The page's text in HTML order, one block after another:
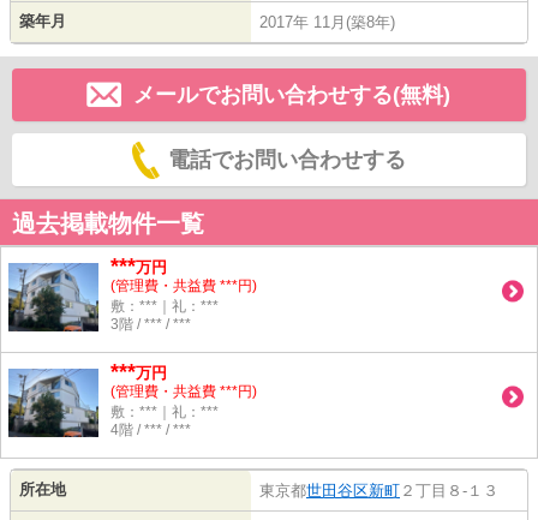
築年月 2017年 11月(築8年)
メールでお問い合わせする(無料)
電話でお問い合わせする
過去掲載物件一覧
***万円
(管理費・共益費 ***円)
敷：***｜礼：***
3階 / *** / ***
***万円
(管理費・共益費 ***円)
敷：***｜礼：***
4階 / *** / ***
所在地 東京都世田谷区新町 ２丁目８-１３